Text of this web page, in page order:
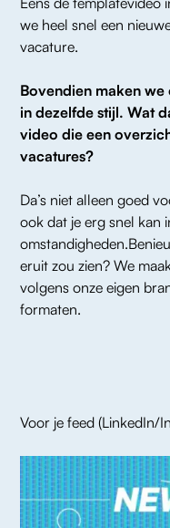
we heel snel een
vacature.
Bovendien maken
in dezelfde stijl. Wat
video die een
vacatures?
Da’s niet alleen goed
ook dat je erg snel kan
eruit zou zien? We
volgens onze eigen
formaten.
Voor je feed (LinkedIn/